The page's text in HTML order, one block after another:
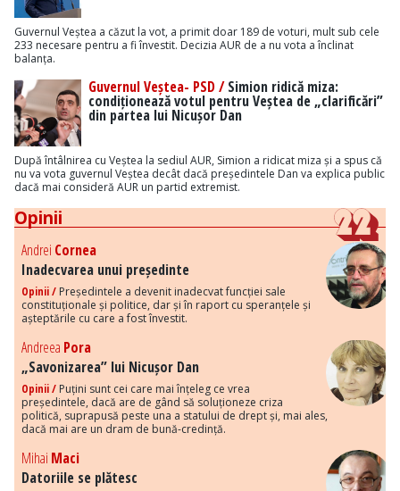
Guvernul Veștea a căzut la vot, a primit doar 189 de voturi, mult sub cele
233 necesare pentru a fi învestit. Decizia AUR de a nu vota a înclinat
balanța.
Guvernul Veștea- PSD /Simion ridică miza:
condiționează votul pentru Veștea de „clarificări”
din partea lui Nicușor Dan
După întâlnirea cu Veștea la sediul AUR, Simion a ridicat miza și a spus că
nu va vota guvernul Veștea decât dacă președintele Dan va explica public
dacă mai consideră AUR un partid extremist.
Opinii
Andrei Cornea
Inadecvarea unui președinte
Opinii / Președintele a devenit inadecvat funcției sale
constituționale și politice, dar și în raport cu speranțele și
așteptările cu care a fost învestit.
Andreea Pora
„Savonizarea” lui Nicușor Dan
Opinii / Puțini sunt cei care mai înțeleg ce vrea
președintele, dacă are de gând să soluționeze criza
politică, suprapusă peste una a statului de drept și, mai ales,
dacă mai are un dram de bună-credință.
Mihai Maci
Datoriile se plătesc